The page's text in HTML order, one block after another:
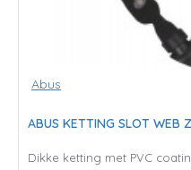
Abus
ABUS KETTING SLOT WEB
Dikke ketting met PVC